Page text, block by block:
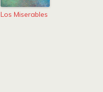
Los Miserables